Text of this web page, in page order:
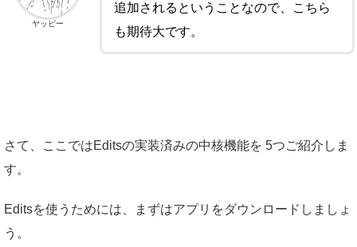
追加されるということなので、こちら
も期待大です。
ヤッピー
さて、ここではEditsの実装済みの中核機能を 5つご紹介しま
す。
Editsを使うためには、まずはアプリをダウンロードしましょ
う。